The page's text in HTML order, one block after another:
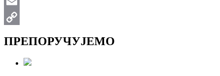
Email
ПРЕПОРУЧУЈЕМО